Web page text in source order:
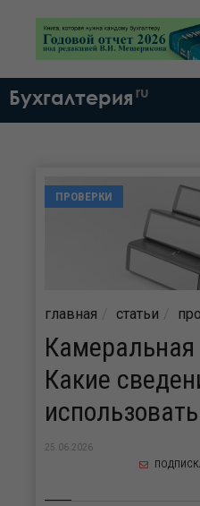
Бухгалтерия ru
ПРОВЕРКИ
главная статьи
Камеральная
Какие
25.06.2026